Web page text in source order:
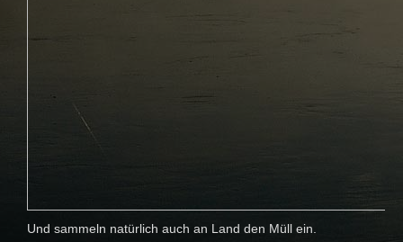
Und sammeln natürlich auch an Land den Müll ein.